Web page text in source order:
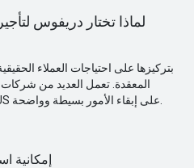
لماذا تختار دريفوس
المعقدة. تعمل العديد من
إمكانية